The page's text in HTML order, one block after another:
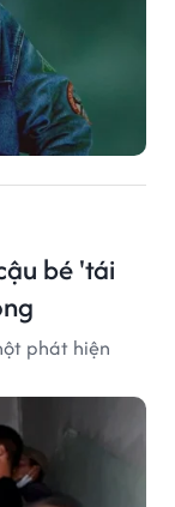
bé 'tái
phát hiện